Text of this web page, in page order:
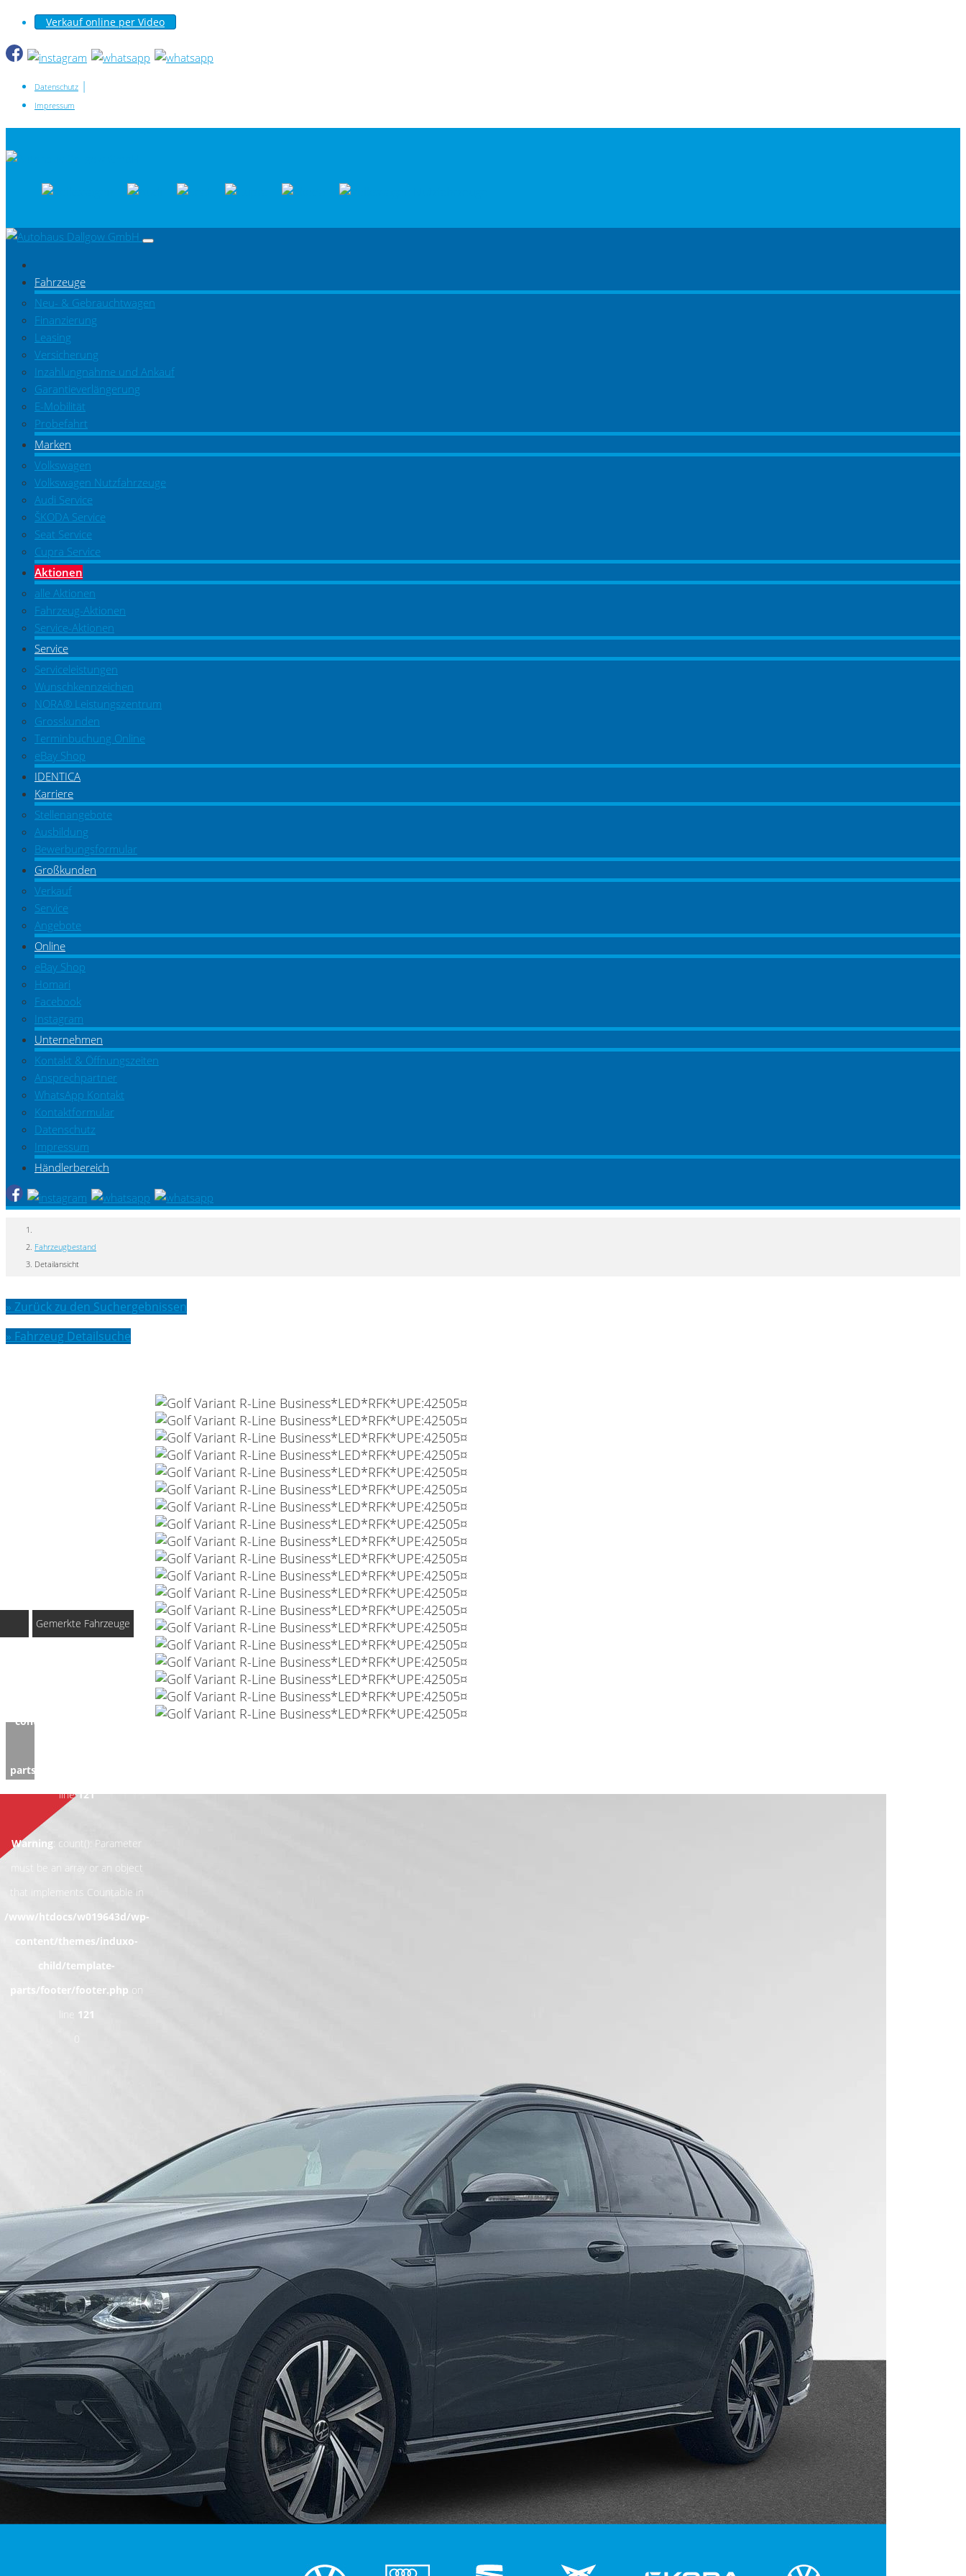
Verkauf online per Video
Datenschutz |
Impressum
Fahrzeuge
Neu- & Gebrauchtwagen
Finanzierung
Leasing
Versicherung
Inzahlungnahme und Ankauf
Garantieverlängerung
E-Mobilität
Probefahrt
Marken
Volkswagen
Volkswagen Nutzfahrzeuge
Audi Service
ŠKODA Service
Seat Service
Cupra Service
Aktionen
alle Aktionen
Fahrzeug-Aktionen
Service-Aktionen
Service
Serviceleistungen
Wunschkennzeichen
NORA® Leistungszentrum
Grosskunden
Terminbuchung Online
eBay Shop
IDENTICA
Karriere
Stellenangebote
Ausbildung
Bewerbungsformular
Großkunden
Verkauf
Service
Angebote
Online
eBay Shop
Homari
Facebook
Instagram
Unternehmen
Kontakt & Öffnungszeiten
Ansprechpartner
WhatsApp Kontakt
Kontaktformular
Datenschutz
Impressum
Händlerbereich
Fahrzeugbestand
Detailansicht
» Zurück zu den Suchergebnissen
» Fahrzeug Detailsuche
content/themes/induxo-
parts/footer/footer.php
line121
Warning: count(): Parameter
must be an array or an object
that implements Countable in
/www/htdocs/w019643d/wp-
content/themes/induxo-
child/template-
parts/footer/footer.php on
line 121
0
Gemerkte Fahrzeuge